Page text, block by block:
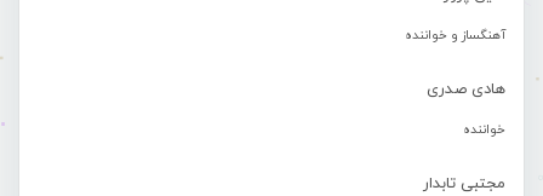
آهنگساز و خواننده
هادی صدری
خواننده
مجتبی تابدار